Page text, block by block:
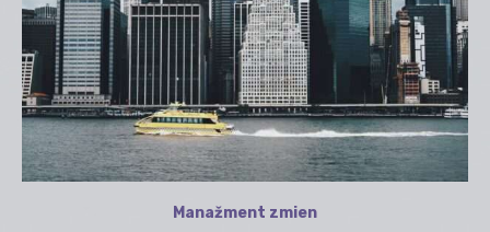
Manažment zmien